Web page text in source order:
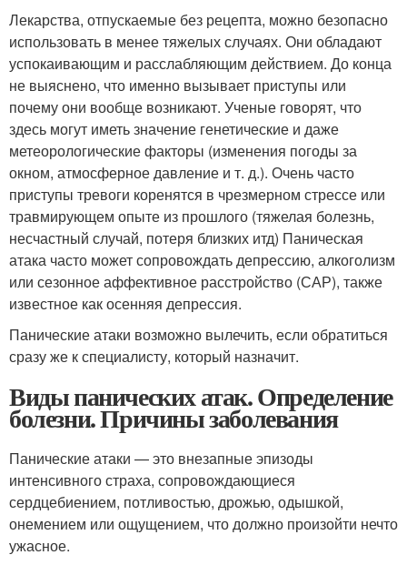
Лекарства, отпускаемые без рецепта, можно безопасно
использовать в менее тяжелых случаях. Они обладают
успокаивающим и расслабляющим действием. До конца
не выяснено, что именно вызывает приступы или
почему они вообще возникают. Ученые говорят, что
здесь могут иметь значение генетические и даже
метеорологические факторы (изменения погоды за
окном, атмосферное давление и т. д.). Очень часто
приступы тревоги коренятся в чрезмерном стрессе или
травмирующем опыте из прошлого (тяжелая болезнь,
несчастный случай, потеря близких итд) Паническая
атака часто может сопровождать депрессию, алкоголизм
или сезонное аффективное расстройство (САР), также
известное как осенняя депрессия.
Панические атаки возможно вылечить, если обратиться
сразу же к специалисту, который назначит.
Виды панических атак. Определение
болезни. Причины заболевания
Панические атаки — это внезапные эпизоды
интенсивного страха, сопровождающиеся
сердцебиением, потливостью, дрожью, одышкой,
онемением или ощущением, что должно произойти нечто
ужасное.